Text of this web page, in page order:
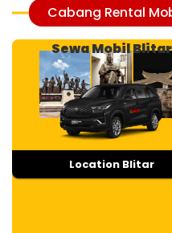
Cabang Rental
Sewa Mobil Blitar
Location Blitar